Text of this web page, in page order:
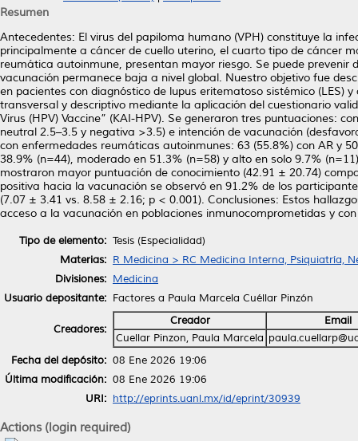
Resumen
Antecedentes: El virus del papiloma humano (VPH) constituye la
principalmente a cáncer de cuello uterino, el cuarto tipo de cáncer
reumática autoinmune, presentan mayor riesgo. Se puede
vacunación permanece baja a nivel global. Nuestro objetivo fue
en pacientes con diagnóstico de lupus eritematoso sistémico (LES)
transversal y descriptivo mediante la aplicación del cuestionario
Virus (HPV) Vaccine” (KAI-HPV). Se generaron tres puntuaciones:
neutral 2.5–3.5 y negativa >3.5) e intención de vacunación
con enfermedades reumáticas autoinmunes: 63 (55.8%) con AR y
38.9% (n=44), moderado en 51.3% (n=58) y alto en solo 9.7%
mostraron mayor puntuación de conocimiento (42.91 ± 20.74)
positiva hacia la vacunación se observó en 91.2% de los
(7.07 ± 3.41 vs. 8.58 ± 2.16; p < 0.001). Conclusiones: Estos
acceso a la vacunación en poblaciones inmunocomprometidas y
Tipo de elemento: Tesis (Especialidad)
Materias: R Medicina > RC Medicina Interna, Psiquiatría,
Divisiones: Medicina
Usuario depositante: Factores a Paula Marcela Cuéllar Pinzón
Creadores:
Creador
Email
Cuellar Pinzon, Paula Marcela
Fecha del depósito: 08 Ene 2026 19:06
Última modificación: 08 Ene 2026 19:06
URI: http://eprints.uanl.mx/id/eprint/30939
Actions (login required)